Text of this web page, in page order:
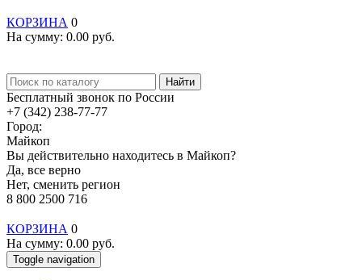
КОРЗИНА 0
На сумму: 0.00 руб.
Найти
Бесплатный звонок по России
+7 (342) 238-77-77
Город:
Майкоп
Вы действительно находитесь в Майкоп?
Да, все верно
Нет, сменить регион
8 800 2500 716
КОРЗИНА 0
На сумму: 0.00 руб.
Toggle navigation